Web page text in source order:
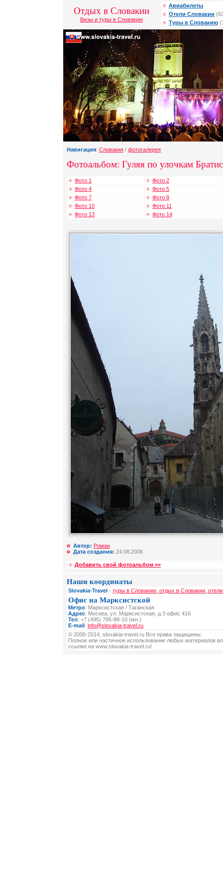
Отдых в Словакии
Визы и туры в Словакию
Авиабилеты
Отели Словакии
Туры в Словакию
Навигация: Словакия / фотогалерея
Фотоальбом: Гуляя по улочкам
Фото 1
Фото 2
Фото 4
Фото 5
Фото 7
Фото 8
Фото 10
Фото 11
Фото 13
Фото 14
Автор: Роман
Дата создания: 24.08.2006
Добавить свой фотоальбом »»
Наши координаты
Slovakia-Travel - туры в Словакию, отдых в Словакии,
Офис на Марксистской
Метро: Марксистская / Таганская
Адрес: Москва, ул. Марксистская, д 3 офис 416
Тел: +7 (495) 785-88-10 (мн.)
E-mail: info@slovakia-travel.ru
© 2005-2014, slovakia-travel.ru Все права защищены.
Полное или частичное использование любых материалов
ссылке на www.slovakia-travel.ru!